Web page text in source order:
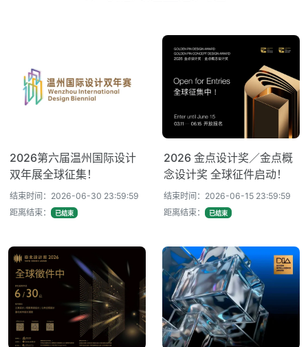
2026第六届温州国际设计
双年展全球征集！
结束时间：2026-06-30 23:59:59
距离结束：
已结束
2026 金点设计奖／金点概
念设计奖 全球征件启动！
结束时间：2026-06-15 23:59:59
距离结束：
已结束